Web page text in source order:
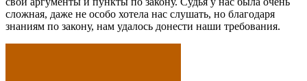
сложная, даже не особо хотела нас слушать, но благодаря
знаниям по закону, нам удалось донести наши требования.